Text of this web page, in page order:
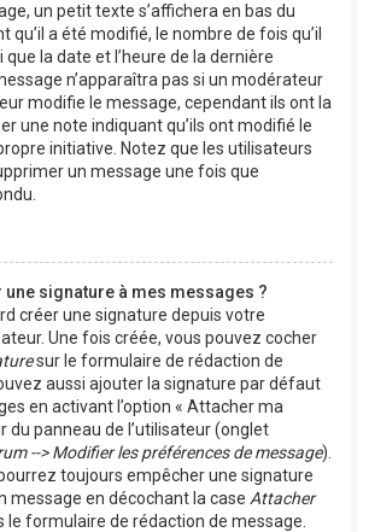
un petit texte s’affichera en bas du
qu’il a été modifié, le nombre de fois qu’il
la date et l’heure de la dernière
n’apparaîtra pas si un modérateur
modifie le message, cependant ils ont la
une note indiquant qu’ils ont modifié le
initiative. Notez que les utilisateurs
un message une fois que
une signature à mes messages ?
créer une signature depuis votre
Une fois créée, vous pouvez cocher
sur le formulaire de rédaction de
aussi ajouter la signature par défaut
en activant l’option « Attacher ma
du panneau de l’utilisateur (onglet
--> Modifier les préférences de message).
toujours empêcher une signature
message en décochant la case Attacher
le formulaire de rédaction de message.